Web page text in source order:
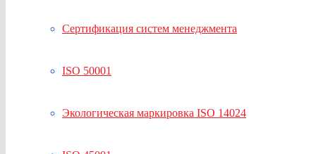
Сертификация систем менеджмента
ISO 50001
Экологическая маркировка ISO 14024